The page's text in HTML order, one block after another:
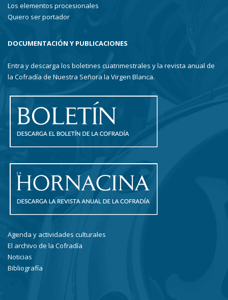
Los elementos procesionales
Quiero ser portador
DOCUMENTACIÓN Y PUBLICACIONES
Entra y descarga los boletines cuatrimestrales y la revista anual de
la Cofradía de Nuestra Señora la Virgen Blanca.
Agenda y actividades culturales
El archivo de la Cofradía
Noticias
Bibliografía